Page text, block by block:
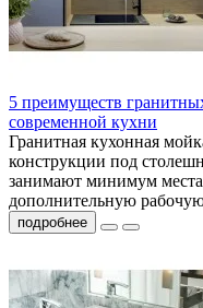
5 преимуществ
современной кухни
Гранитная кухонная
конструкции под
занимают минимум
дополнительную
подробнее